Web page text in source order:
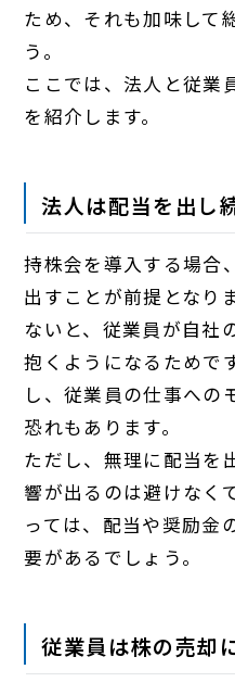
ため、それも加味して
う。
ここでは、法人と従業
を紹介します。
法人は配当を出し
持株会を導入する場合
出すことが前提となり
ないと、従業員が自社
抱くようになるためで
し、従業員の仕事への
恐れもあります。
ただし、無理に配当を
響が出るのは避けなく
っては、配当や奨励金
要があるでしょう。
従業員は株の売却